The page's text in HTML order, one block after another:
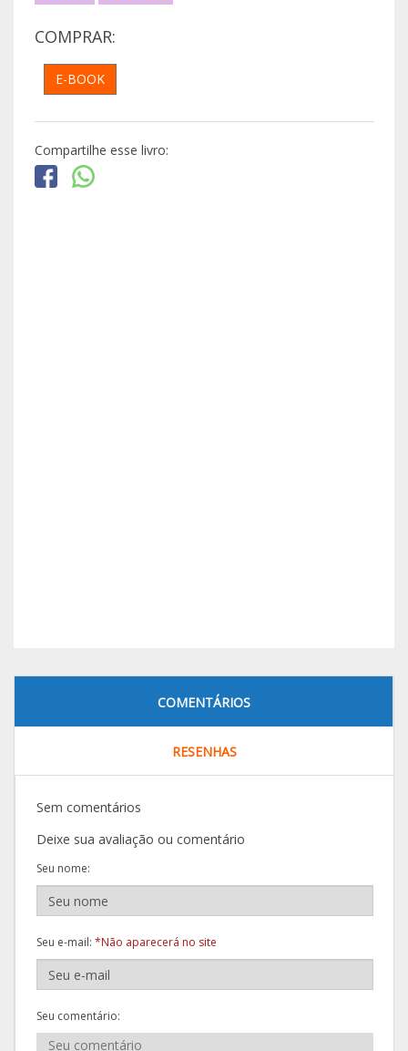
COMPRAR:
E-BOOK
Compartilhe esse livro:
COMENTÁRIOS
RESENHAS
Sem comentários
Deixe sua avaliação ou comentário
Seu nome:
Seu e-mail: *Não aparecerá no site
Seu comentário: